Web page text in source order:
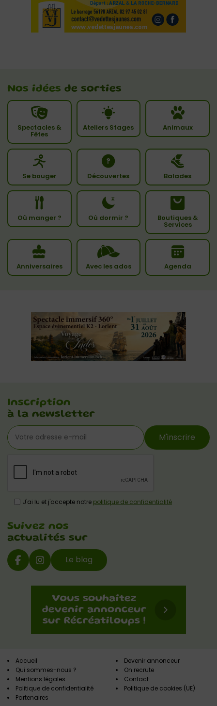
Nos idées de sorties
Spectacles &
Fêtes
Ateliers Stages Animaux
Se bouger Découvertes Balades
Où manger ? Où dormir ? Boutiques &
Services
Anniversaires Avec les ados Agenda
Inscription
à la newsletter
M'inscrire
J'ai lu et j'accepte notre politique de confidentialité
Suivez nos
actualités sur
Le blog
Accueil
Qui sommes-nous ?
Mentions légales
Politique de confidentialité
Partenaires
Devenir annonceur
On recrute
Contact
Politique de cookies (UE)